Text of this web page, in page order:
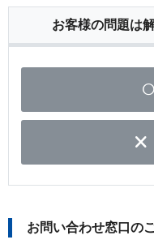
お客様の問題は
お問い合わせ窓口の